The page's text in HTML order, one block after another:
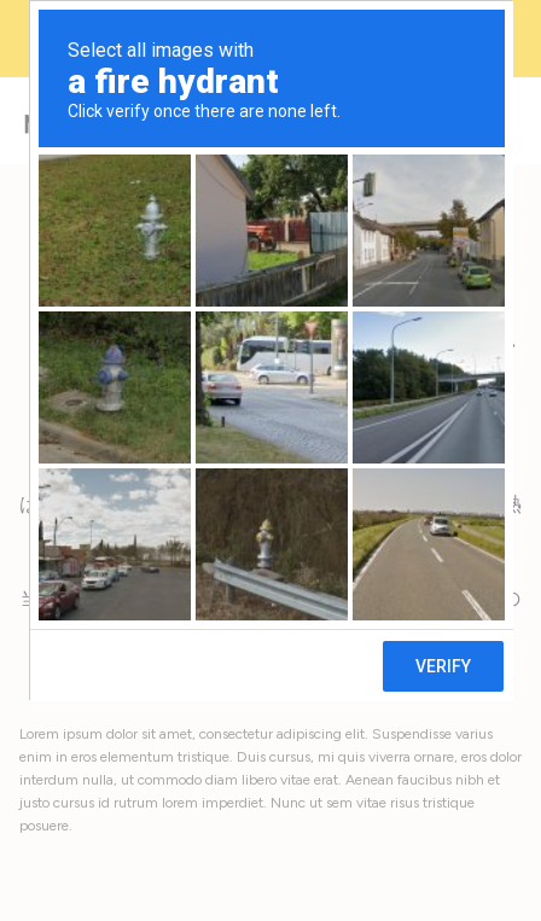
Explore
電卓
どれだけ節約できるか
ミヌットで？
世界中の不動産管理者に信頼されている当社のデバイス
は、喫煙による被害や許可のないパーティーを防ぎ、光熱
費を削減し、稼働率を高めるのに役立ちます。
当社製品でどれだけ節約できるかをご覧ください 以下の
計算機。
Lorem ipsum dolor sit amet, consectetur adipiscing elit. Suspendisse varius
enim in eros elementum tristique. Duis cursus, mi quis viverra ornare, eros dolor
interdum nulla, ut commodo diam libero vitae erat. Aenean faucibus nibh et
justo cursus id rutrum lorem imperdiet. Nunc ut sem vitae risus tristique
posuere.